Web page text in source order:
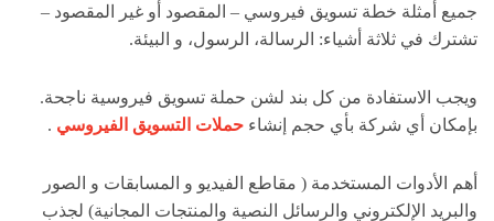
جميع أمثلة خطة تسويق فيروسي – المقصود أو غير المقصود –
تشترك في ثلاثة أشياء: الرسالة، الرسول، و البيئة.
ويجب الاستفادة من كل بند لشن حملة تسويق فيروسية ناجحة.
بإمكان أي شركة بأي حجم إنشاء حملات التسويق الفيروسي .
أهم الأدوات المستخدمة ( مقاطع الفيديو و المسابقات و الصور
والبريد الإلكتروني والرسائل النصية والمنتجات المجانية) لجذب